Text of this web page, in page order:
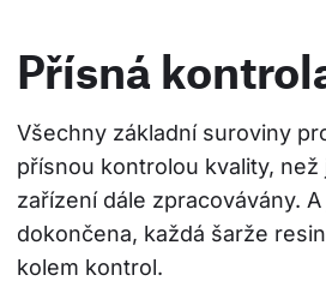
Přísná
Všechny základní suroviny
přísnou kontrolou kvality, než
zařízení dále zpracovávány.
dokončena, každá šarže
kolem kontrol.